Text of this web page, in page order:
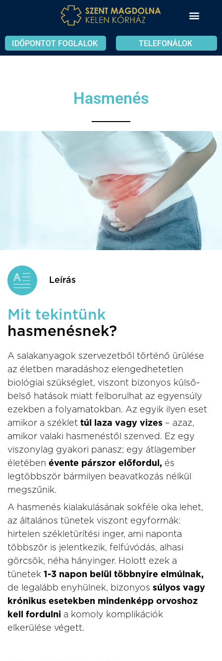
IDŐPONTOT FOGLALOK TELEFONÁLOK
Hasmenés
Leírás
Mit tekintünk
hasmenésnek?
A salakanyagok szervezetből történő ürülése
az életben maradáshoz elengedhetetlen
biológiai szükséglet, viszont bizonyos külső-
belső hatások miatt felborulhat az egyensúly
ezekben a folyamatokban. Az egyik ilyen eset
amikor a széklet túl laza vagy vizes – azaz,
amikor valaki hasmenéstől szenved. Ez egy
viszonylag gyakori panasz; egy átlagember
életében évente párszor előfordul, és
legtöbbször bármilyen beavatkozás nélkül
megszűnik.
A hasmenés kialakulásának sokféle oka lehet,
az általános tünetek viszont egyformák:
hirtelen székletürítési inger, ami naponta
többször is jelentkezik, felfúvódás, alhasi
görcsök, néha hányinger. Holott ezek a
tünetek 1-3 napon belül többnyire elmúlnak,
de legalább enyhülnek, bizonyos súlyos vagy
krónikus esetekben mindenképp orvoshoz
kell fordulni a komoly komplikációk
elkerülése végett.